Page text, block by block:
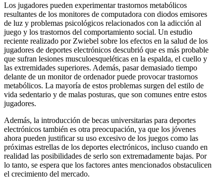
Los jugadores pueden experimentar trastornos metabólicos
resultantes de los monitores de computadora con diodos emisores
de luz y problemas psicológicos relacionados con la adicción al
juego y los trastornos del comportamiento social. Un estudio
reciente realizado por Zwiebel sobre los efectos en la salud de los
jugadores de deportes electrónicos descubrió que es más probable
que sufran lesiones musculoesqueléticas en la espalda, el cuello y
las extremidades superiores. Además, pasar demasiado tiempo
delante de un monitor de ordenador puede provocar trastornos
metabólicos. La mayoría de estos problemas surgen del estilo de
vida sedentario y de malas posturas, que son comunes entre estos
jugadores.
Además, la introducción de becas universitarias para deportes
electrónicos también es otra preocupación, ya que los jóvenes
ahora pueden justificar su uso excesivo de los juegos como las
próximas estrellas de los deportes electrónicos, incluso cuando en
realidad las posibilidades de serlo son extremadamente bajas. Por
lo tanto, se espera que los factores antes mencionados obstaculicen
el crecimiento del mercado.